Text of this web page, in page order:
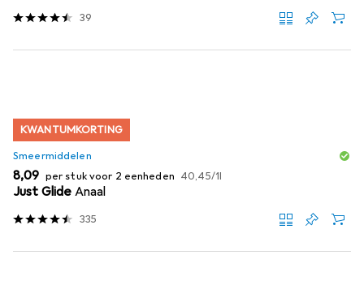
39
KWANTUMKORTING
Smeermiddelen
EUR
8,09 per stuk voor 2 eenheden EUR
40,45/1l
Just Glide Anaal
335